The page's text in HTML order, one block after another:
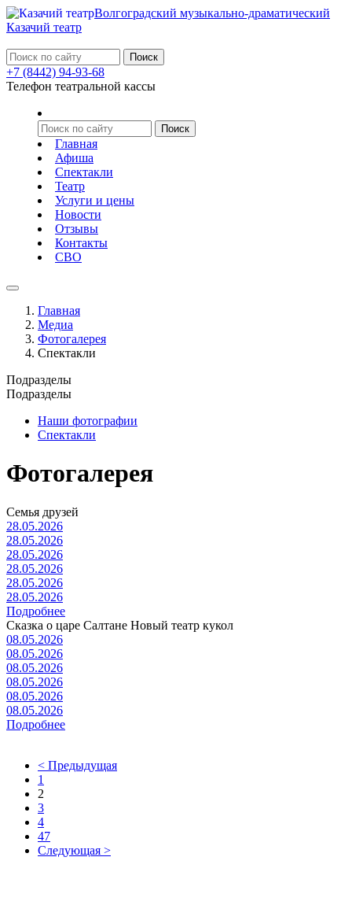
Волгоградский музыкально-драматический
Казачий театр
+7 (8442) 94-93-68
Телефон театральной кассы
Главная
Афиша
Спектакли
Театр
Услуги и цены
Новости
Отзывы
Контакты
СВО
Главная
Медиа
Фотогалерея
Спектакли
Подразделы
Подразделы
Наши фотографии
Спектакли
Фотогалерея
Семья друзей
28.05.2026
28.05.2026
28.05.2026
28.05.2026
28.05.2026
28.05.2026
Подробнее
Сказка о царе Салтане Новый театр кукол
08.05.2026
08.05.2026
08.05.2026
08.05.2026
08.05.2026
08.05.2026
Подробнее
< Предыдущая
1
2
3
4
47
Следующая >